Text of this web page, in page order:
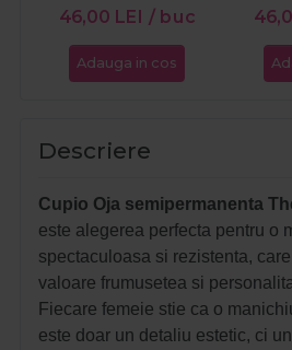
46,00 LEI / buc
Adauga in cos
Descriere
Cupio Oja semipermanenta
este alegerea perfecta pentru o
spectaculoasa si rezistenta,
valoare frumusetea si
Fiecare femeie stie ca o
este doar un detaliu estetic, ci